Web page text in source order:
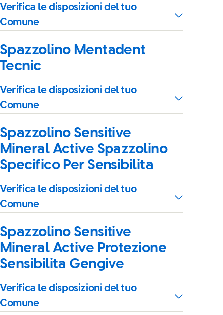
Verifica le disposizioni del tuo
Comune
Spazzolino Mentadent
Tecnic
Verifica le disposizioni del tuo
Comune
Spazzolino Sensitive
Mineral Active Spazzolino
Specifico Per Sensibilita
Verifica le disposizioni del tuo
Comune
Spazzolino Sensitive
Mineral Active Protezione
Sensibilita Gengive
Verifica le disposizioni del tuo
Comune